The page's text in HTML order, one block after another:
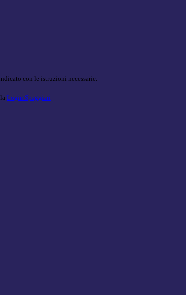
con le istruzioni necessarie.
Login Spaggiari